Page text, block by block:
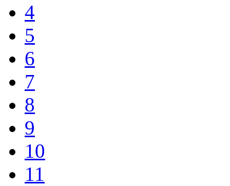
4
5
6
7
8
9
10
11